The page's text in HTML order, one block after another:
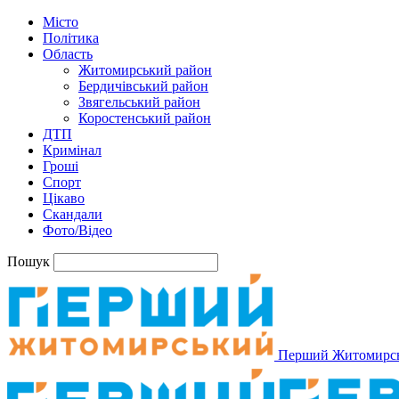
Місто
Політика
Область
Житомирський район
Бердичівський район
Звягельський район
Коростенський район
ДТП
Кримінал
Гроші
Спорт
Цікаво
Скандали
Фото/Відео
Пошук
Перший